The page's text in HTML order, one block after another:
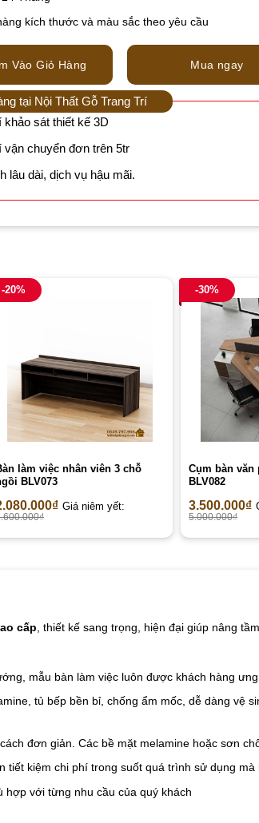
kích thước và màu sắc theo yêu cầu
Vào Giỏ Hàng Mua ngay
tại Nội Thất Gỗ Trang Trí
khảo sát thiết kế 3D
vận chuyển đơn trên 5tr
lâu dài, dịch vụ hậu mãi.
-20%
làm việc nhân viên 3 chỗ
BLV073
₫ Giá niêm yết:
₫
-30%
Cụm bàn văn
BLV082
3.500.000₫
5.000.000₫
cấp , thiết kế sang trọng, hiện đại giúp nâng
mẫu bàn làm việc luôn được khách hàng
tủ bếp bền bỉ, chống ẩm mốc, dễ dàng vệ
đơn giản. Các bề mặt melamine hoặc sơn
tiết kiệm chi phí trong suốt quá trình sử dụng
hợp với từng nhu cầu của quý khách